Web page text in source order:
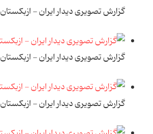
گزارش تصویری دیدار ایران - ازبکستان
گزارش تصویری دیدار ایران - ازبکستان
گزارش تصویری دیدار ایران - ازبکستان